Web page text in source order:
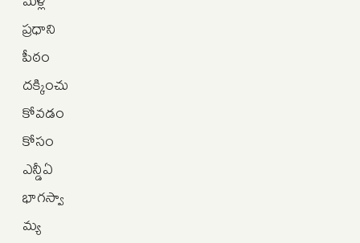
ప్రధాని
పీఠం
దక్కించు
కోవడం
కోసం
ఎన్డీఏ
భాగస్వా
మ్య